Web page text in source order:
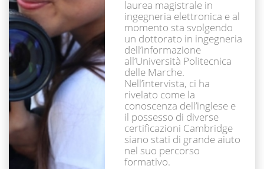
laurea magistrale in
ingegneria elettronica e al
momento sta svolgendo
un dottorato in ingegneria
dell’informazione
all’Università Politecnica
delle Marche.
Nell’intervista, ci ha
rivelato come la
conoscenza dell’inglese e
il possesso di diverse
certificazioni Cambridge
siano stati di grande aiuto
nel suo percorso
formativo.